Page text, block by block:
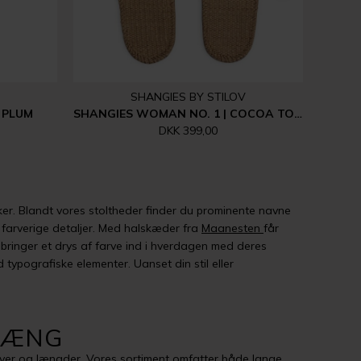
SHANGIES BY STILOV
SHANGIES WOMAN NO. 1 | COCOA TONES
DKK 399,00
Blandt vores stoltheder finder du prominente navne
farverige detaljer. Med halskæder fra Maanesten får
bringer et drys af farve ind i hverdagen med deres
elementer. Uanset din stil eller